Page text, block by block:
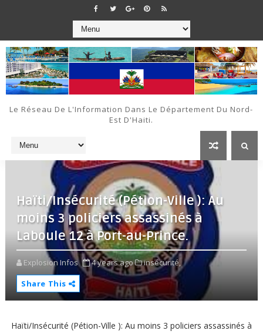
Le Réseau De L'Information Dans Le Département Du Nord-
Est D'Haiti.
Haïti/Insécurité (Pétion-Ville ): Au
moins 3 policiers assassinés à
Laboule 12 à Port-au-Prince.
Explosion Infos 4 years ago
insécurité,
Share This
Haïti/Insécurité (Pétion-Ville ): Au moins 3 policiers assassinés à